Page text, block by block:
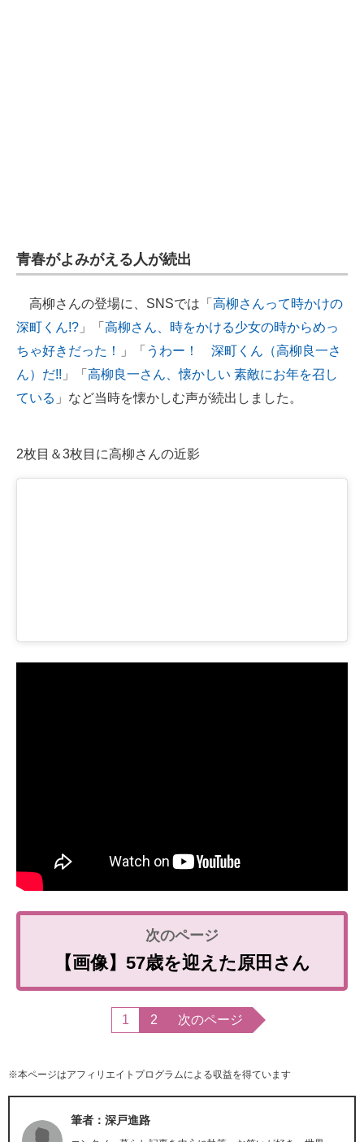
青春がよみがえる人が続出
高柳さんの登場に、SNSでは「 高柳さんって時かけの
深町くん!? 」「 高柳さん、時をかける少女の時からめっ
ちゃ好きだった！
」「 うわー！ 深町くん（高柳良一さ
ん）だ!! 」「 高柳良一さん、懐かしい 素敵にお年を召し
ている 」など当時を懐かしむ声が続出しました。
2枚目＆3枚目に高柳さんの近影
【画像】57歳を迎えた原田さん
1 2 次のページ
※本ページはアフィリエイトプログラムによる収益を得ています
筆者：深戸進路